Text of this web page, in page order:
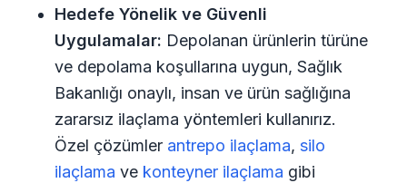
Hedefe Yönelik ve Güvenli
Uygulamalar: Depolanan ürünlerin türüne
ve depolama koşullarına uygun, Sağlık
Bakanlığı onaylı, insan ve ürün sağlığına
zararsız ilaçlama yöntemleri kullanırız.
Özel çözümler antrepo ilaçlama, silo
ilaçlama ve konteyner ilaçlama gibi